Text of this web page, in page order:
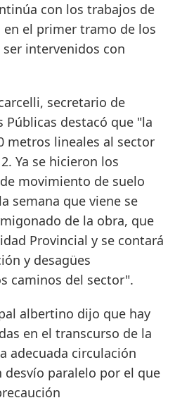
con los trabajos de
el primer tramo de los
intervenidos con
secretario de
Públicas destacó que "la
metros lineales al sector
Ya se hicieron los
movimiento de suelo
semana que viene se
de la obra, que
Provincial y se contará
y desagües
caminos del sector".
albertino dijo que hay
en el transcurso de la
adecuada circulación
desvío paralelo por el que